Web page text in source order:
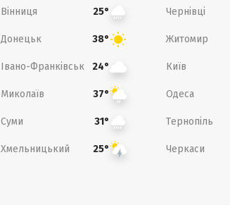
Вінниця 25° Чернівці
Донецьк 38° Житомир
Івано-Франківськ 24° Київ
Миколаїв 37° Одеса
Суми 31° Тернопіль
Хмельницький 25° Черкаси